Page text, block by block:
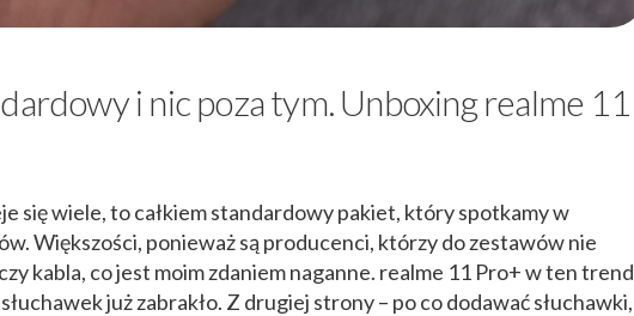
i nic poza tym. Unboxing realme 11
się wiele, to całkiem standardowy pakiet, który spotkamy w
Większości, ponieważ są producenci, którzy do zestawów nie
kabla, co jest moim zdaniem naganne. realme 11 Pro+ w ten trend
już zabrakło. Z drugiej strony – po co dodawać słuchawki,